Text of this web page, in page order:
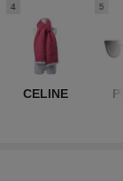
4
CELINE
5